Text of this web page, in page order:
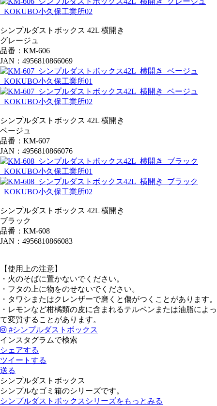
シンプルダストボックス 42L 横開き
グレージュ
品番：KM-606
JAN：4956810866069
シンプルダストボックス 42L 横開き
ベージュ
品番：KM-607
JAN：4956810866076
シンプルダストボックス 42L 横開き
ブラック
品番：KM-608
JAN：4956810866083
【使用上の注意】
・火のそばに置かないでください。
・フタの上に物をのせないでください。
・タワシまたはクレンザーで磨くと傷がつくことがあります。
・レモンなど柑橘類の皮に含まれるテルペンまたは油脂によっ
て変質することがあります。
#シンプルダストボックス
インスタグラムで検索
シェアする
ツイートする
送る
シンプルダストボックス
シンプルなゴミ箱のシリーズです。
シンプルダストボックスシリーズをもっとみる